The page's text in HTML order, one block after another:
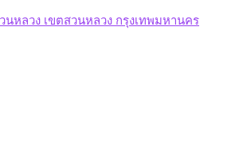
หลวง เขตสวนหลวง กรุงเทพมหานคร